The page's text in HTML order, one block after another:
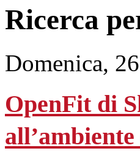
Ricerca
Domenica,
OpenFit di